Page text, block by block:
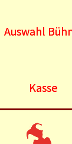
Auswahl
Kasse